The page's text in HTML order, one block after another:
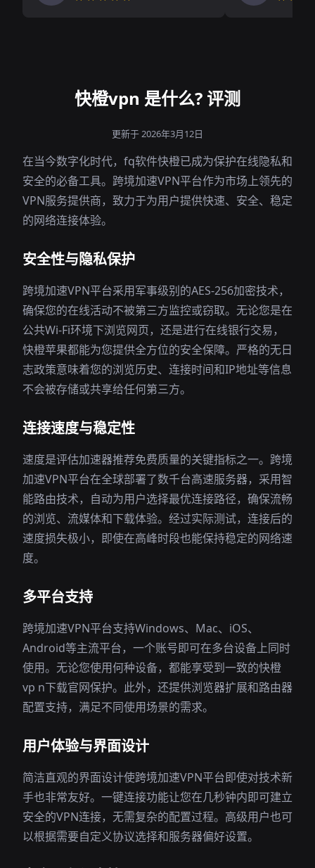
快橙vpn 是什么? 评测
更新于 2026年3月12日
在当今数字化时代，fq软件快橙已成为保护在线隐私和
安全的必备工具。跨境加速VPN平台作为市场上领先的
VPN服务提供商，致力于为用户提供快速、安全、稳定
的网络连接体验。
安全性与隐私保护
跨境加速VPN平台采用军事级别的AES-256加密技术，
确保您的在线活动不被第三方监控或窃取。无论您是在
公共Wi-Fi环境下浏览网页，还是进行在线银行交易，
快橙苹果都能为您提供全方位的安全保障。严格的无日
志政策意味着您的浏览历史、连接时间和IP地址等信息
不会被存储或共享给任何第三方。
连接速度与稳定性
速度是评估加速器推荐免费质量的关键指标之一。跨境
加速VPN平台在全球部署了数千台高速服务器，采用智
能路由技术，自动为用户选择最优连接路径，确保流畅
的浏览、流媒体和下载体验。经过实际测试，连接后的
速度损失极小，即使在高峰时段也能保持稳定的网络速
度。
多平台支持
跨境加速VPN平台支持Windows、Mac、iOS、
Android等主流平台，一个账号即可在多台设备上同时
使用。无论您使用何种设备，都能享受到一致的快橙
vp n下载官网保护。此外，还提供浏览器扩展和路由器
配置支持，满足不同使用场景的需求。
用户体验与界面设计
简洁直观的界面设计使跨境加速VPN平台即使对技术新
手也非常友好。一键连接功能让您在几秒钟内即可建立
安全的VPN连接，无需复杂的配置过程。高级用户也可
以根据需要自定义协议选择和服务器偏好设置。